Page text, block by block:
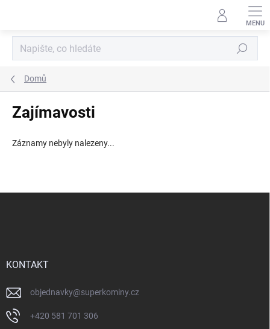
Hledat
Domů
Zajímavosti
Záznamy nebyly nalezeny...
KONTAKT
objednavky@superkominy.cz
+420 581 701 306